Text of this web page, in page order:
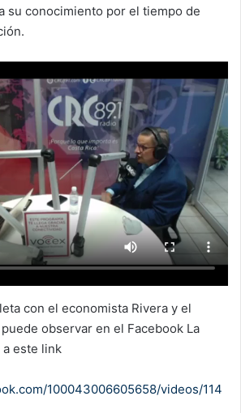
su conocimiento por el tiempo de
con el economista Rivera y el
observar en el Facebook La
a este link
100043006605658/videos/114